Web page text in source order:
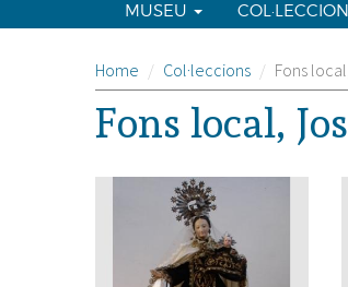
MUSEU
Home Col·leccions Fons
Fons local,